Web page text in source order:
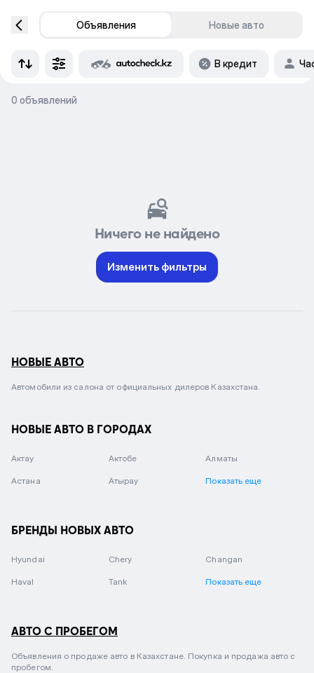
Объявления Новые авто
В кредит
0 объявлений
Ничего не найдено
Изменить фильтры
НОВЫЕ АВТО
Автомобили из салона от официальных дилеров Казахстана.
НОВЫЕ АВТО В ГОРОДАХ
Актау Актобе Алматы
Астана Атырау Показать еще
БРЕНДЫ НОВЫХ АВТО
Hyundai Chery Changan
Haval Tank Показать еще
АВТО С ПРОБЕГОМ
Объявления о продаже авто в Казахстане. Покупка и продажа авто с
пробегом.